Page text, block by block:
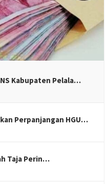
Kabupaten Pelala…
Perpanjangan HGU…
Taja Perin…